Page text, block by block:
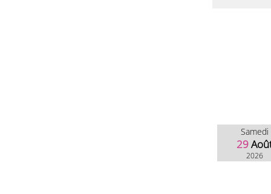
Samedi
29
2026